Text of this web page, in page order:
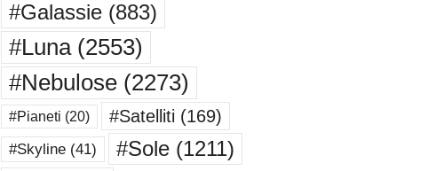
#Galassie(883)
#Luna(2553)
#Nebulose(2273)
#Pianeti (20) #Satelliti (169)
#Skyline(41) #Sole(1211)